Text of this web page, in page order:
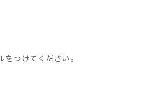
をつけてください。